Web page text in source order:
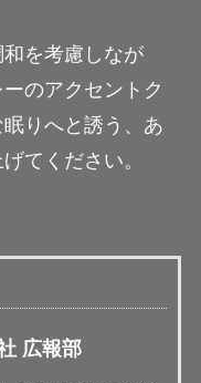
を考慮しなが
のアクセントク
りへと誘う、あ
てください。
広報部